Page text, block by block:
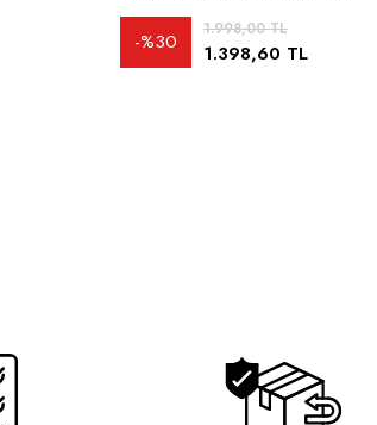
1.398,60 TL
1.998,00 TL
%30